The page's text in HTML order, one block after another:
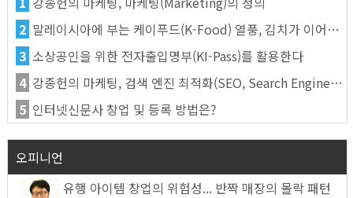
2 말레이시아에 부는 케이푸드(K-Food) 열풍, 김치가 이어간다
3 소상공인을 위한 전자출입명부(KI-Pass)를 활용한다
4 강종헌의 마케팅, 검색 엔진 최적화(SEO, Search Engine Optimization)란
5 인터넷신문사 창업 및 등록 방법은?
오피니언
유행 아이템 창업의 위험성... 반짝 매장의 몰락 패턴